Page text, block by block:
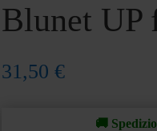
Blunet UP
31,50 €
🚚